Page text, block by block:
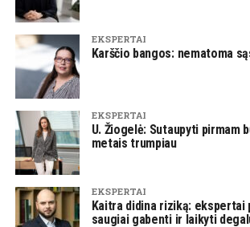
EKSPERTAI
Karščio bangos: nematoma
EKSPERTAI
U. Žiogelė: Sutaupyti pirmam
metais trumpiau
EKSPERTAI
Kaitra didina riziką: ekspertai
saugiai gabenti ir laikyti